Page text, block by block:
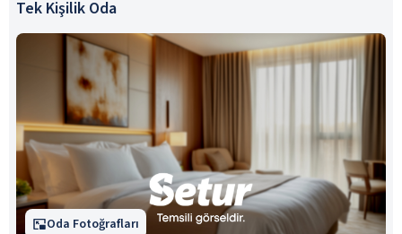
Tek Kişilik Oda
Oda Fotoğrafları